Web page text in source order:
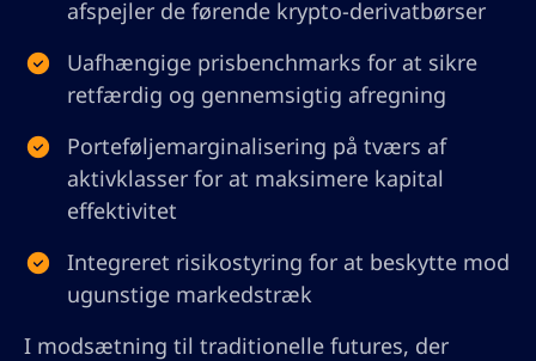
afspejler de førende krypto-derivatbørser
Uafhængige prisbenchmarks for at sikre
retfærdig og gennemsigtig afregning
Porteføljemarginalisering på tværs af
aktivklasser for at maksimere kapital
effektivitet
Integreret risikostyring for at beskytte mod
ugunstige markedstræk
I modsætning til traditionelle futures, der